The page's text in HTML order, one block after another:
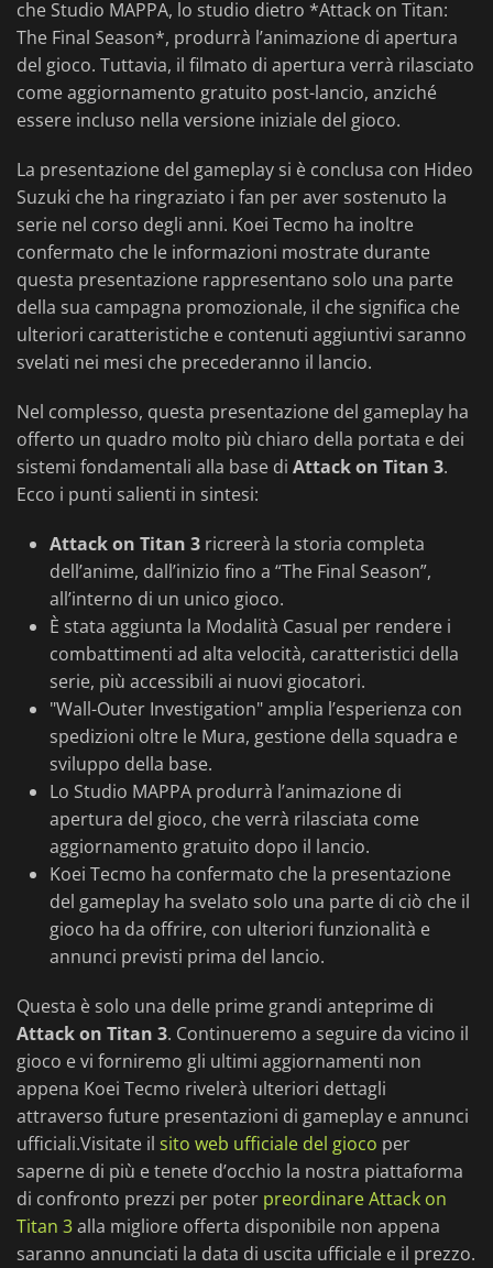
che Studio MAPPA, lo studio dietro *Attack on Titan:
The Final Season*, produrrà l’animazione di apertura
del gioco. Tuttavia, il filmato di apertura verrà rilasciato
come aggiornamento gratuito post-lancio, anziché
essere incluso nella versione iniziale del gioco.
La presentazione del gameplay si è conclusa con Hideo
Suzuki che ha ringraziato i fan per aver sostenuto la
serie nel corso degli anni. Koei Tecmo ha inoltre
confermato che le informazioni mostrate durante
questa presentazione rappresentano solo una parte
della sua campagna promozionale, il che significa che
ulteriori caratteristiche e contenuti aggiuntivi saranno
svelati nei mesi che precederanno il lancio.
Nel complesso, questa presentazione del gameplay ha
offerto un quadro molto più chiaro della portata e dei
sistemi fondamentali alla base di Attack on Titan 3.
Ecco i punti salienti in sintesi:
Attack on Titan 3ricreerà la storia completa
dell’anime, dall’inizio fino a “The Final Season”,
all’interno di un unico gioco.
È stata aggiunta la Modalità Casual per rendere i
combattimenti ad alta velocità, caratteristici della
serie, più accessibili ai nuovi giocatori.
"Wall-Outer Investigation" amplia l’esperienza con
spedizioni oltre le Mura, gestione della squadra e
sviluppo della base.
Lo Studio MAPPA produrrà l’animazione di
apertura del gioco, che verrà rilasciata come
aggiornamento gratuito dopo il lancio.
Koei Tecmo ha confermato che la presentazione
del gameplay ha svelato solo una parte di ciò che il
gioco ha da offrire, con ulteriori funzionalità e
annunci previsti prima del lancio.
Questa è solo una delle prime grandi anteprime di
Attack on Titan 3. Continueremo a seguire da vicino il
gioco e vi forniremo gli ultimi aggiornamenti non
appena Koei Tecmo rivelerà ulteriori dettagli
attraverso future presentazioni di gameplay e annunci
ufficiali.Visitate il sito web ufficiale del gioco per
saperne di più e tenete d’occhio la nostra piattaforma
di confronto prezzi per poter preordinare Attack on
Titan 3alla migliore offerta disponibile non appena
saranno annunciati la data di uscita ufficiale e il prezzo.